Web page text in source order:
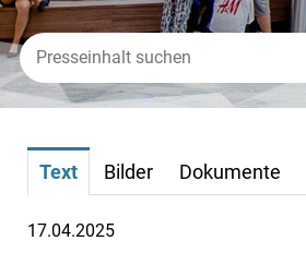
Text Bilder Dokumente
17.04.2025